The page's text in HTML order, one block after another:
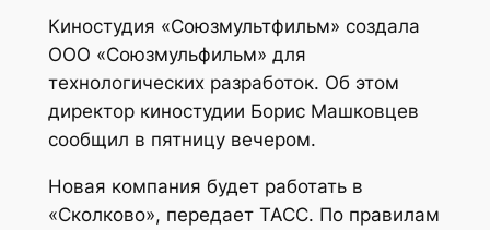
Киностудия «Союзмультфильм» создала
ООО «Союзмульфильм» для
технологических разработок. Об этом
директор киностудии Борис Машковцев
сообщил в пятницу вечером.
Новая компания будет работать в
«Сколково», передает ТАСС. По правилам